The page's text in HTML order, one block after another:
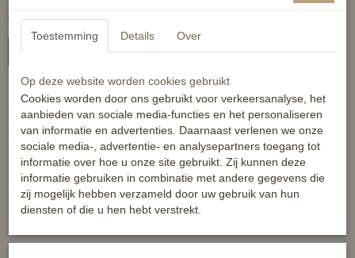
€ 39,95
In winkelwagen In winkelwagen
-30%
Toestemming Details Over
Op deze website worden cookies gebruikt
Cookies worden door ons gebruikt voor verkeersanalyse, het
aanbieden van sociale media-functies en het personaliseren
van informatie en advertenties. Daarnaast verlenen we onze
sociale media-, advertentie- en analysepartners toegang tot
informatie over hoe u onze site gebruikt. Zij kunnen deze
informatie gebruiken in combinatie met andere gegevens die
zij mogelijk hebben verzameld door uw gebruik van hun
diensten of die u hen hebt verstrekt.